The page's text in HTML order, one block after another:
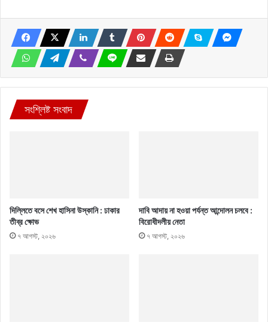
সংশ্লিষ্ট সংবাদ
দিল্লিতে বসে শেখ হাসিনা উস্কানি : ঢাকার
তীব্র ক্ষোভ
৭ আগস্ট, ২০২৬
দাবি আদায় না হওয়া পর্যন্ত আন্দোলন চলবে :
বিরোধীদলীয় নেতা
৭ আগস্ট, ২০২৬